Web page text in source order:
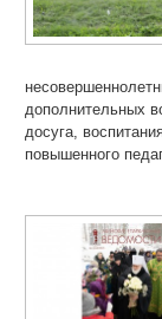
дополнительных
досуга,
повышенного